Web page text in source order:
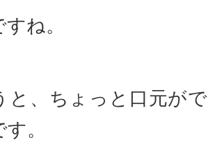
ね。
と、ちょっと口元が
。